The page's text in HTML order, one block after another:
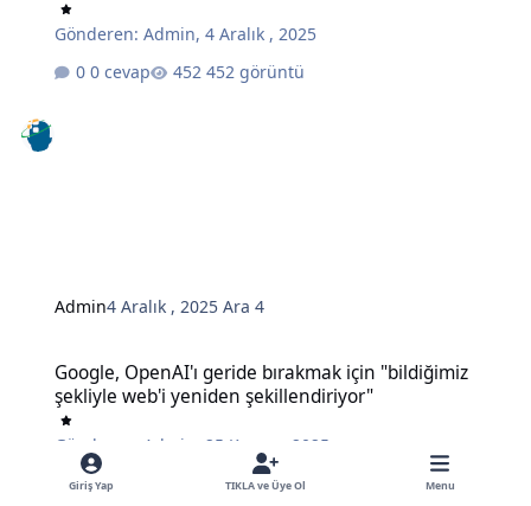
Gönderen:Admin,4 Aralık , 2025
0 cevap
452 görüntü
Admin4 Aralık , 2025Ara 4
Google, OpenAI'ı geride bırakmak için "bildiğimiz
şekliyle web'i yeniden şekillendiriyor"
Gönderen: Admin
25 Kasım , 2025
0 cevap
495 görüntü
Giriş Yap TIKLA ve Üye Ol Menu